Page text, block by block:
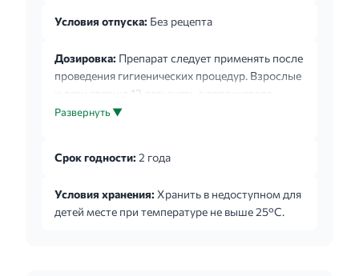
Условия отпуска: Без рецепта
Дозировка: Препарат следует применять после
проведения гигиенических процедур. Взрослые
и дети старше 12 лет: снять с аппликатора
защитный колпачок. Прикрепить аппликатор к
наносится через аппликатор на пораженные
до 4 раз/ сут - утром, вечером и после каждого
опорожнения кишечника в течение 7-14 дней.
Развернуть ▼
Срок годности: 2 года
Условия хранения: Хранить в недоступном для
детей месте при температуре не выше 25°C.